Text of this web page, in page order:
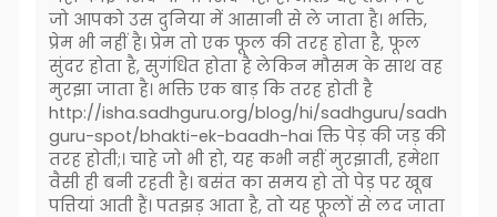
जो आपको उस दुनिया में आसानी से ले जाता है। भक्ति,
प्रेम भी नहीं है। प्रेम तो एक फूल की तरह होता है, फूल
सुंदर होता है, सुगंधित होता है लेकिन मौसम के साथ वह
मुरझा जाता है। भक्ति एक बाड़ कि तरह होती है
http://isha.sadhguru.org/blog/hi/sadhguru/sadh
guru-spot/bhakti-ek-baadh-hai क्ति पेड़ की जड़ की
तरह होती;। चाहे जो भी हो, यह कभी नहीं मुरझाती, हमेशा
वैसी ही बनी रहती है। बसंत का समय हो तो पेड़ पर खूब
पत्तियां आती हैं। पतझड़ आता है, तो यह फूलों से लद जाता